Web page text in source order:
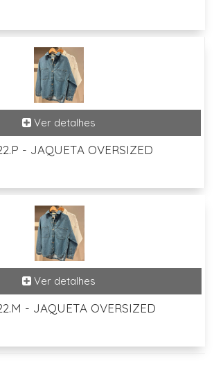
- JAQUETA OVERSIZED
- JAQUETA OVERSIZED